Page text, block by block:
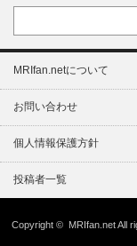
MRIfan.netについて
お問い合わせ
個人情報保護方針
投稿者一覧
Copyright © MRIfan.netAll